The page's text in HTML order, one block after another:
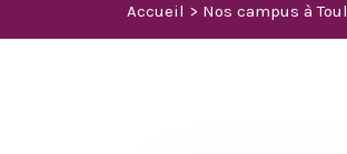
Accueil Nos campus à